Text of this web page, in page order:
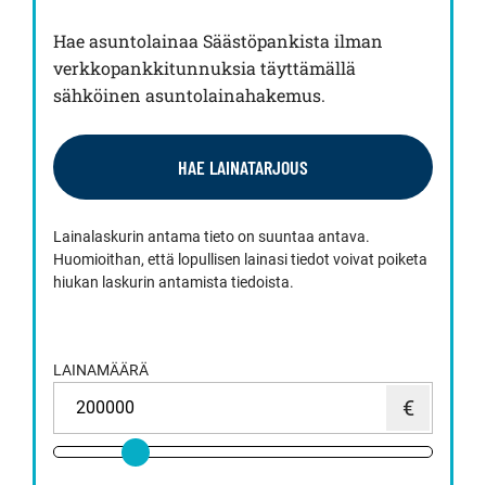
Hae asuntolainaa Säästöpankista ilman
verkkopankkitunnuksia täyttämällä
sähköinen asuntolainahakemus.
HAE LAINATARJOUS
Lainalaskurin antama tieto on suuntaa antava.
Huomioithan, että lopullisen lainasi tiedot voivat poiketa
hiukan laskurin antamista tiedoista.
LAINAMÄÄRÄ